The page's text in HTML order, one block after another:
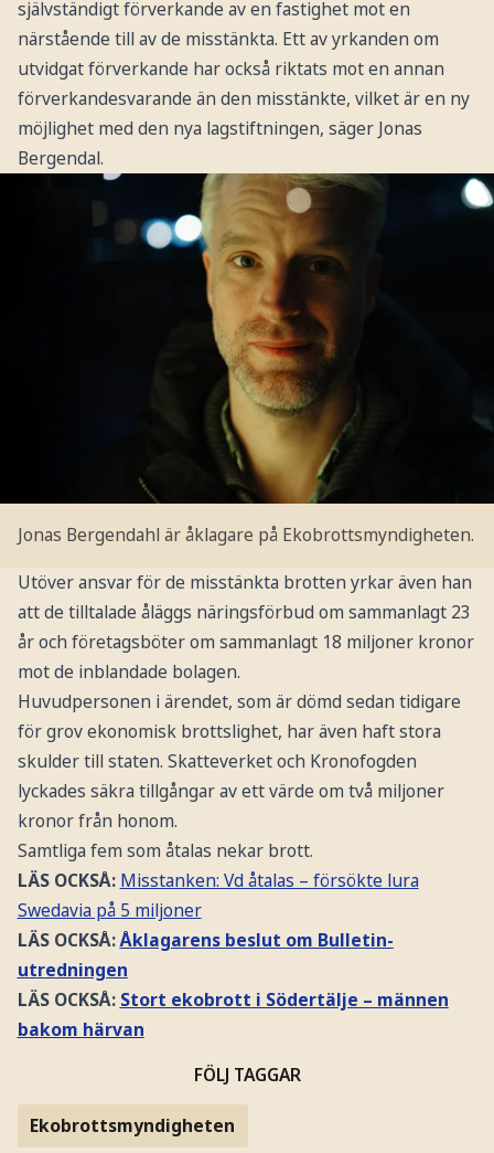
självständigt förverkande av en fastighet mot en
närstående till av de misstänkta. Ett av yrkanden om
utvidgat förverkande har också riktats mot en annan
förverkandesvarande än den misstänkte, vilket är en ny
möjlighet med den nya lagstiftningen, säger Jonas
Bergendal.
Jonas Bergendahl är åklagare på Ekobrottsmyndigheten.
Utöver ansvar för de misstänkta brotten yrkar även han
att de tilltalade åläggs näringsförbud om sammanlagt 23
år och företagsböter om sammanlagt 18 miljoner kronor
mot de inblandade bolagen.
Huvudpersonen i ärendet, som är dömd sedan tidigare
för grov ekonomisk brottslighet, har även haft stora
skulder till staten. Skatteverket och Kronofogden
lyckades säkra tillgångar av ett värde om två miljoner
kronor från honom.
Samtliga fem som åtalas nekar brott.
LÄS OCKSÅ: Misstanken: Vd åtalas – försökte lura
Swedavia på 5 miljoner
LÄS OCKSÅ:Åklagarens beslut om Bulletin-
utredningen
LÄS OCKSÅ: Stort ekobrott i Södertälje – männen
bakom härvan
FÖLJ TAGGAR
Ekobrottsmyndigheten